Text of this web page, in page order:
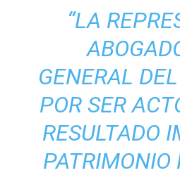
“LA
GENERAL
POR SER
RESULTADO
PATRIMONIO